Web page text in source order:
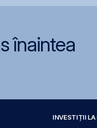
înaintea
INVESTIȚII LA